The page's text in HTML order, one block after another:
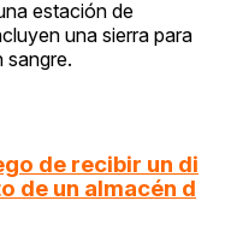
estación de
una sierra para
sangre.
de recibir un di
de un almacén d